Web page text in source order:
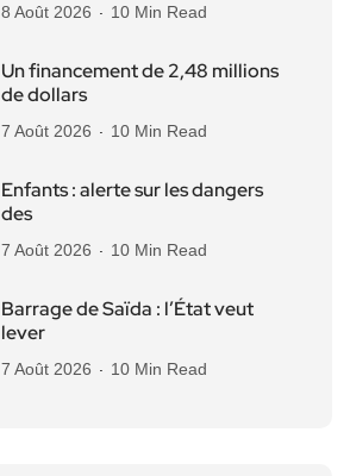
8 Août 2026 10 Min Read
Un financement de 2,48 millions
de dollars
7 Août 2026 10 Min Read
Enfants : alerte sur les dangers
des
7 Août 2026 10 Min Read
Barrage de Saïda : l’État veut
lever
7 Août 2026 10 Min Read